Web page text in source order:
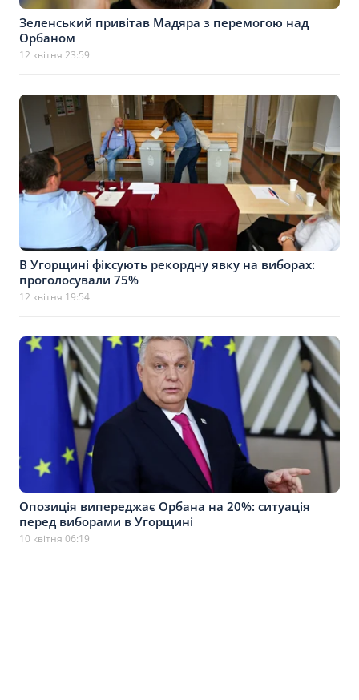
Зеленський привітав Мадяра з перемогою над
Орбаном
12 квітня 23:59
В Угорщині фіксують рекордну явку на виборах:
проголосували 75%
12 квітня 19:54
Опозиція випереджає Орбана на 20%: ситуація
перед виборами в Угорщині
10 квітня 06:19